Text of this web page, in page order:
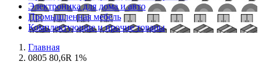
Электроника для дома и авто
Промышленная мебель
Комплектующие и прочие товары
Главная
0805 80,6R 1%